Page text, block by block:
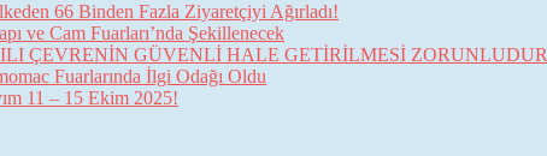
66 Binden Fazla Ziyaretçiyi Ağırladı!
ve Cam Fuarları’nda Şekillenecek
ÇEVRENİN GÜVENLİ HALE GETİRİLMESİ ZORUNLUDUR
Fuarlarında İlgi Odağı Oldu
11 – 15 Ekim 2025!